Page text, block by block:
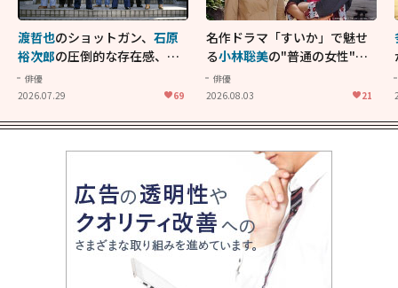
渡哲也のショットガン、 石原
裕次郎の圧倒的な存在感、 舘
ひろし
ン！"大門軍団"のカッコよさ
II」
俳優
2026.07.29
69
名作ドラマ「すいか」で魅せ
る小林聡美の"普通の女性"が
大人に刺さる...映画「かもめ
食堂」にも通じる静かな芝居
俳優
2026.08.03
21